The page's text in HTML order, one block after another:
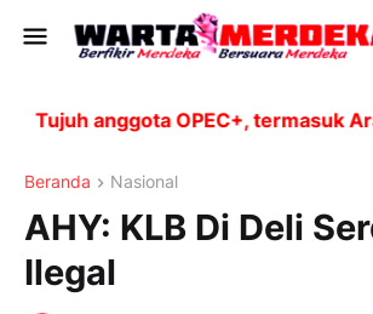
Tujuh anggota OPEC+, termasuk Arab
Beranda Nasional
AHY: KLB Di Deli
Ilegal